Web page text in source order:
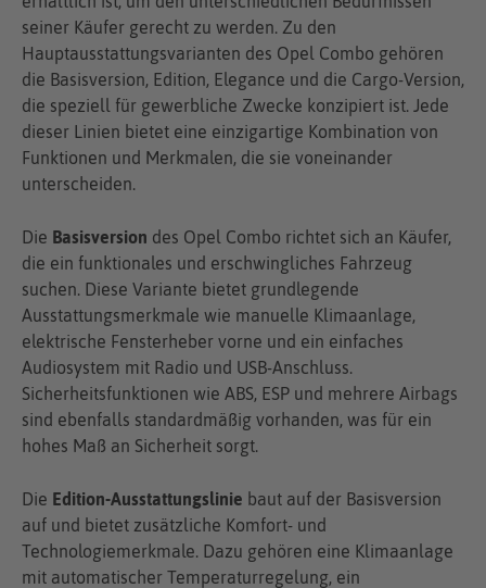
seiner Käufer gerecht zu werden. Zu den
Hauptausstattungsvarianten des Opel Combo gehören
die Basisversion, Edition, Elegance und die Cargo-Version,
die speziell für gewerbliche Zwecke konzipiert ist. Jede
dieser Linien bietet eine einzigartige Kombination von
Funktionen und Merkmalen, die sie voneinander
unterscheiden.
Die Basisversion des Opel Combo richtet sich an Käufer,
die ein funktionales und erschwingliches Fahrzeug
suchen. Diese Variante bietet grundlegende
Ausstattungsmerkmale wie manuelle Klimaanlage,
elektrische Fensterheber vorne und ein einfaches
Audiosystem mit Radio und USB-Anschluss.
Sicherheitsfunktionen wie ABS, ESP und mehrere Airbags
sind ebenfalls standardmäßig vorhanden, was für ein
hohes Maß an Sicherheit sorgt.
Die Edition-Ausstattungslinie baut auf der Basisversion
auf und bietet zusätzliche Komfort- und
Technologiemerkmale. Dazu gehören eine Klimaanlage
mit automatischer Temperaturregelung, ein